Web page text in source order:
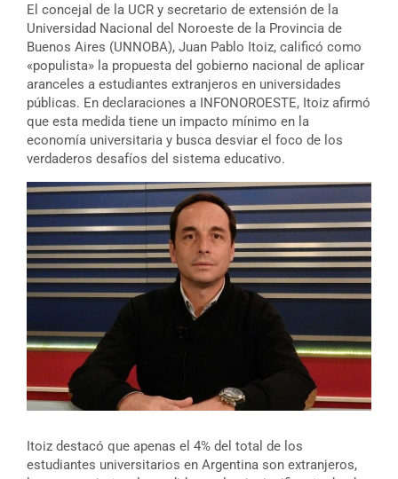
El concejal de la UCR y secretario de extensión de la
Universidad Nacional del Noroeste de la Provincia de
Buenos Aires (UNNOBA), Juan Pablo Itoiz, calificó como
«populista» la propuesta del gobierno nacional de aplicar
aranceles a estudiantes extranjeros en universidades
públicas. En declaraciones a INFONOROESTE, Itoiz afirmó
que esta medida tiene un impacto mínimo en la
economía universitaria y busca desviar el foco de los
verdaderos desafíos del sistema educativo.
Itoiz destacó que apenas el 4% del total de los
estudiantes universitarios en Argentina son extranjeros,